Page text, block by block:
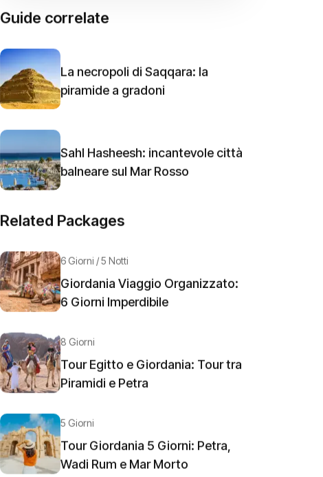
Guide correlate
La necropoli di Saqqara: la
piramide a gradoni
Sahl Hasheesh: incantevole città
balneare sul Mar Rosso
Related Packages
6 Giorni / 5 Notti
Giordania Viaggio Organizzato:
6 Giorni Imperdibile
8 Giorni
Tour Egitto e Giordania: Tour tra
Piramidi e Petra
5 Giorni
Tour Giordania 5 Giorni: Petra,
Wadi Rum e Mar Morto